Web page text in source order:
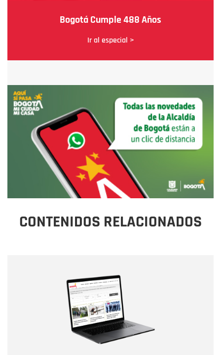
Bogotá Cumple 488 Años
Ir al especial >
CONTENIDOS RELACIONADOS
Correo electrónico
Tipo de comentario